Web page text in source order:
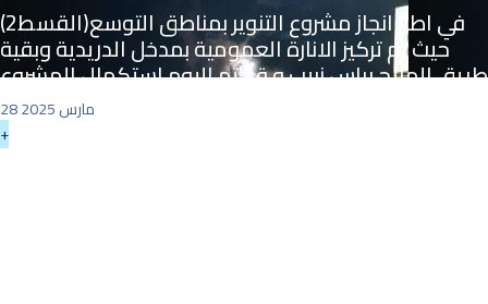
في اطار انجاز مشروع التنوير بمناطق التوسع(القسط2)
حيث تم تركيز الانارة العمومية بمدخل الدريدية وبقية
طريق المالح براس زبيب و قد تم اليوم استكمال المشروع
28 مارس 2025
+